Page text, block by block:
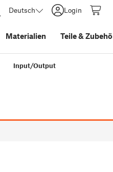
Deutsch Login
Materialien Teile&
Input/Output